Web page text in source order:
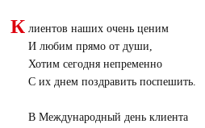
К лиентов наших очень ценим
И любим прямо от души,
Хотим сегодня непременно
С их днем поздравить поспешить.
В Международный день клиента